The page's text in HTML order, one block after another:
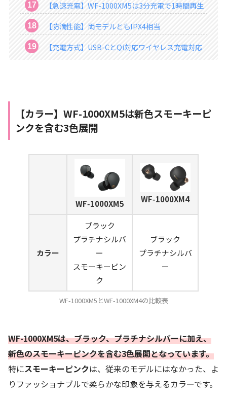
【急速充電】WF-1000XM5は3分充電で1時間再生
【防滴性能】両モデルともIPX4相当
【充電方式】USB-CとQi対応ワイヤレス充電対応
【カラー】 WF-1000XM5は新色スモーキーピ
ンクを含む3色展開
WF‑1000XM5 WF‑1000XM4
カラー
ブラック
プラチナシルバ
ー
スモーキーピン
ク
ブラック
プラチナシルバ
ー
WF-1000XM5とWF-1000XM4の比較表
WF-1000XM5は、ブラック、プラチナシルバーに加え、
新色のスモーキーピンクを含む3色展開となっています。
特にスモーキーピンクは、従来のモデルにはなかった、よ
りファッショナブルで柔らかな印象を与えるカラーです。